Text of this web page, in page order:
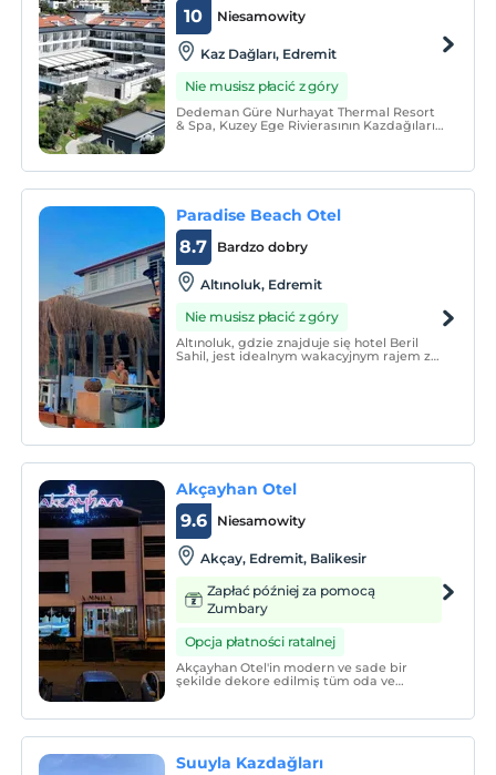
Niesamowity
10
Kaz Dağları, Edremit
Nie musisz płacić z góry
Dedeman Güre Nurhayat Thermal Resort
& Spa, Kuzey Ege Rivierasının Kazdağıları
Paradise Beach Otel
Bardzo dobry
8.7
Altınoluk, Edremit
Nie musisz płacić z góry
Altınoluk, gdzie znajduje się hotel Beril
Sahil, jest idealnym wakacyjnym rajem z
Akçayhan Otel
Niesamowity
9.6
Akçay, Edremit, Balikesir
Zapłać później za pomocą
Zumbary
Opcja płatności ratalnej
Akçayhan Otel'in modern ve sade bir
şekilde dekore edilmiş tüm oda ve
mini bar ve kasa yer almaktadır.
Suuyla Kazdağları